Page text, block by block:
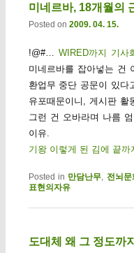
미네르바, 18개월의
Posted on 2009. 04. 15.
!@#…WIRED까지 기사
미네르바를 잡아넣는 건
환업무 중단 공문이 있다
유포때문이니, 게시판
그런 건 오바라며 나름
이유.
기왕 이렇게 된 김에 끝까
Posted in 만담난무, 전뇌문
표현의자유
도대체 왜 그 정도까